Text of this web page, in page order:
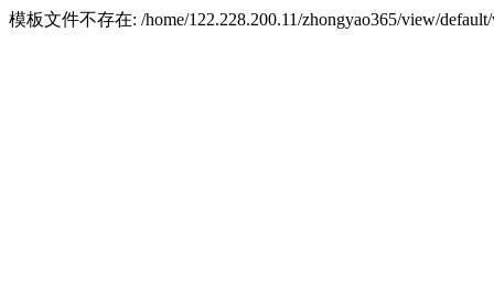
模板文件不存在: /home/122.228.200.11/zhongyao365/view/default/